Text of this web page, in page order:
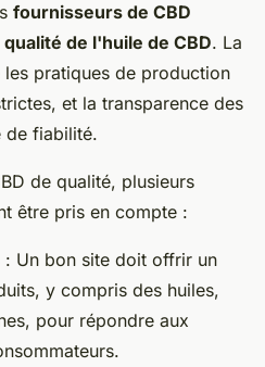
fournisseurs de CBD
qualité de l'huile de CBD. La
pratiques de production
et la transparence des
de fiabilité.
de qualité, plusieurs
être pris en compte :
: Un bon site doit offrir un
y compris des huiles,
pour répondre aux